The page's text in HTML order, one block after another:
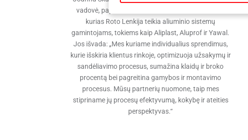
vadovė, papasakojo apie individualias paslaugas,
kurias Roto Lenkija teikia aliuminio sistemų
gamintojams, tokiems kaip Aliplast, Aluprof ir Yawal.
Jos išvada: „Mes kuriame individualius sprendimus,
kurie išskiria klientus rinkoje, optimizuoja užsakymų ir
sandėliavimo procesus, sumažina klaidų ir broko
procentą bei pagreitina gamybos ir montavimo
procesus. Mūsų partnerių nuomone, taip mes
stipriname jų procesų efektyvumą, kokybę ir ateities
perspektyvas.“